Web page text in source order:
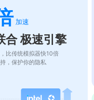
加速
合 极速引擎
比传统模拟器快10倍
，保护你的隐私